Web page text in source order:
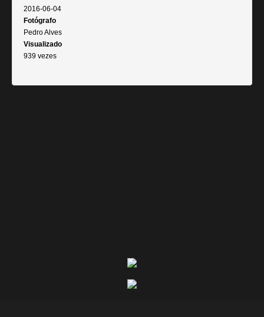
2016-06-04
Fotógrafo
Pedro Alves
Visualizado
939 vezes